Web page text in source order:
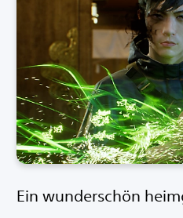
Ein wunderschön